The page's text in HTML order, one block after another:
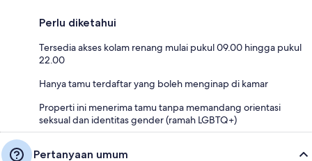
Perlu diketahui
Tersedia akses kolam renang mulai pukul 09.00 hingga pukul
22.00
Hanya tamu terdaftar yang boleh menginap di kamar
Properti ini menerima tamu tanpa memandang orientasi
seksual dan identitas gender (ramah LGBTQ+)
Pertanyaan umum